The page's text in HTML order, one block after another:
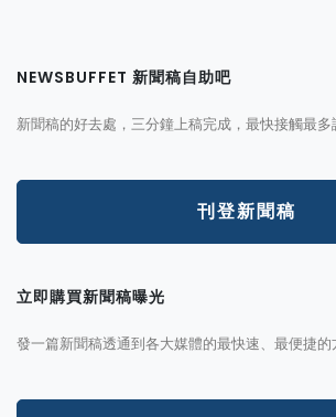
NEWSBUFFET 新聞稿自助吧
新聞稿的好去處，三分鐘上稿完成，最快接觸最多
刊登新聞稿
立即購買新聞稿曝光
發一篇新聞稿透通到各大媒體的最快速、最便捷的